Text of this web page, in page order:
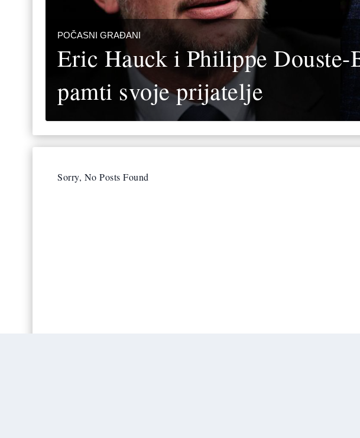
POČASNI GRAĐANI
Eric Hauck i Philippe Douste-
pamti svoje prijatelje
Sorry, No Posts Found